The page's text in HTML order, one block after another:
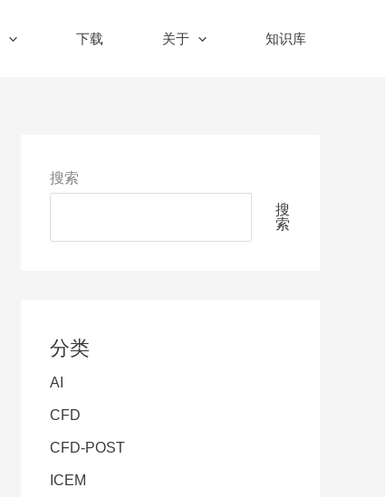
下载 关于 知识库
搜索
搜
索
分类
AI
CFD
CFD-POST
ICEM